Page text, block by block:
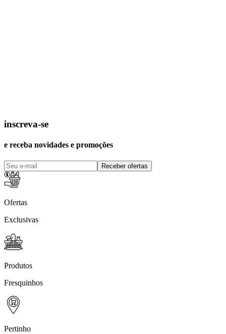
inscreva-se
e receba novidades e promoções
Receber ofertas
Ofertas
Exclusivas
Produtos
Fresquinhos
Pertinho